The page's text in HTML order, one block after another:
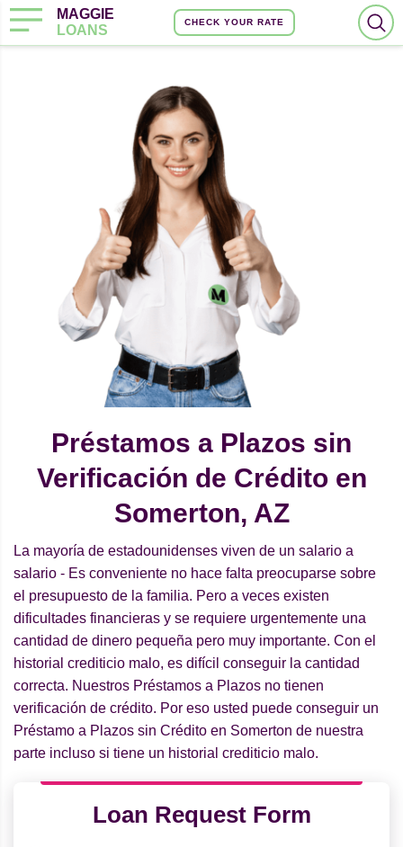
MAGGIE
LOANS
CHECK YOUR RATE
Préstamos a Plazos sin
Verificación de Crédito en
Somerton, AZ
La mayoría de estadounidenses viven de un salario a
salario - Es conveniente no hace falta preocuparse sobre
el presupuesto de la familia. Pero a veces existen
dificultades financieras y se requiere urgentemente una
cantidad de dinero pequeña pero muy importante. Con el
historial crediticio malo, es difícil conseguir la cantidad
correcta. Nuestros Préstamos a Plazos no tienen
verificación de crédito. Por eso usted puede conseguir un
Préstamo a Plazos sin Crédito en Somerton de nuestra
parte incluso si tiene un historial crediticio malo.
Loan Request Form